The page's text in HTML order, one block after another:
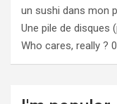
un sushi dans mon
Une pile de disques
Who cares, really ? 0